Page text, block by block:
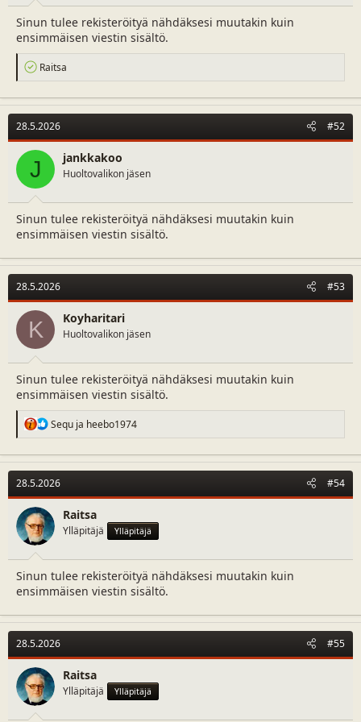
l
o
i
t
a
j
a
ä
ä
r
Sinun tulee rekisteröityä nähdäksesi muutakin kuin
ensimmäisen viestin sisältö.
R
e
c
t
i
o
n
Raitsa
28.5.2026 #52
J jankkakoo
Huoltovalikon jäsen
Sinun tulee rekisteröityä nähdäksesi muutakin kuin
ensimmäisen viestin sisältö.
28.5.2026 #53
K Koyharitari
Huoltovalikon jäsen
Sinun tulee rekisteröityä nähdäksesi muutakin kuin
ensimmäisen viestin sisältö.
R
e
c
t
i
o
n
s
:
Sequ ja heebo1974
28.5.2026 #54
Raitsa
Ylläpitäjä Ylläpitäjä
Sinun tulee rekisteröityä nähdäksesi muutakin kuin
ensimmäisen viestin sisältö.
28.5.2026 #55
Raitsa
Ylläpitäjä Ylläpitäjä